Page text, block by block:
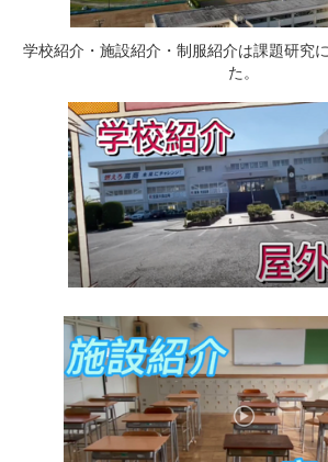
学校紹介・施設紹介・制服紹介は課題研究
た。